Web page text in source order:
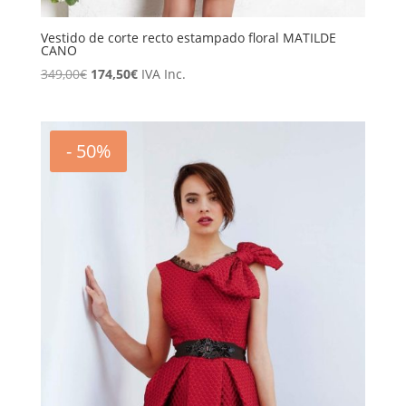
Vestido de corte recto estampado floral MATILDE
CANO
349,00€ El
era:
349,00€.
174,50€ElIVA Inc.
- 50%